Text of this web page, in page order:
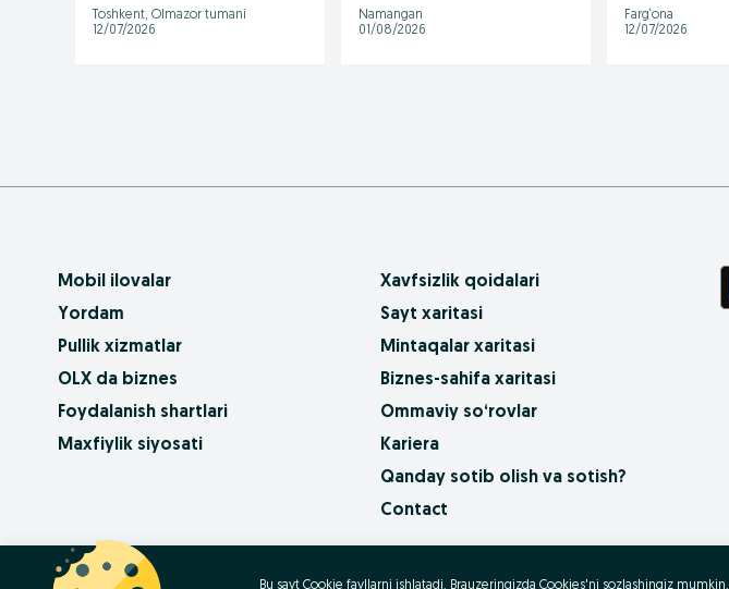
Toshkent, Olmazor tumani
12/07/2026
Namangan
01/08/2026
Farg‘ona
12/07/2026
Mobil ilovalar
Yordam
Pullik xizmatlar
OLX da biznes
Foydalanish shartlari
Maxfiylik siyosati
Xavfsizlik qoidalari
Sayt xaritasi
Mintaqalar xaritasi
Biznes-sahifa xaritasi
Ommaviy so‘rovlar
Kariera
Qanday sotib olish va sotish?
Contact
OLX.bg
Bu sayt Cookie fayllarni ishlatadi. Brauzeringizda Cookies'ni sozlashingiz mumkin.